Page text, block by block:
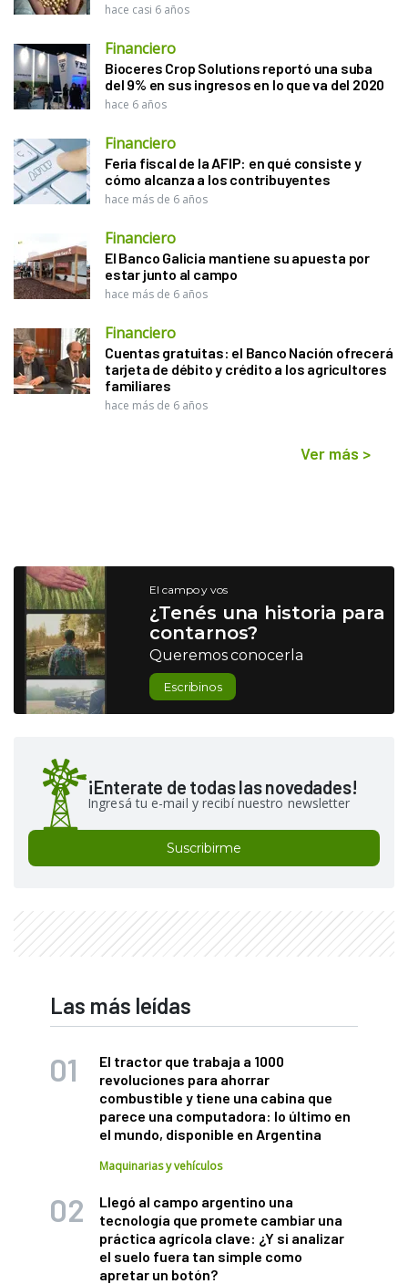
hace casi 6 años
Financiero
Bioceres Crop Solutions reportó una suba
del 9% en sus ingresos en lo que va del 2020
hace 6 años
Financiero
Feria fiscal de la AFIP: en qué consiste y
cómo alcanza a los contribuyentes
hace más de 6 años
Financiero
El Banco Galicia mantiene su apuesta por
estar junto al campo
hace más de 6 años
Financiero
Cuentas gratuitas: el Banco Nación ofrecerá
tarjeta de débito y crédito a los agricultores
familiares
hace más de 6 años
Ver más >
El campo y vos
¿Tenés una historia para
contarnos?
Queremos conocerla
Escribinos
¡Enterate de todas las novedades!
Ingresá tu e-mail y recibí nuestro newsletter
Suscribirme
Las más leídas
El tractor que trabaja a 1000
revoluciones para ahorrar
combustible y tiene una cabina que
parece una computadora: lo último en
el mundo, disponible en Argentina
Maquinarias y vehículos
Llegó al campo argentino una
tecnología que promete cambiar una
práctica agrícola clave: ¿Y si analizar
el suelo fuera tan simple como
apretar un botón?